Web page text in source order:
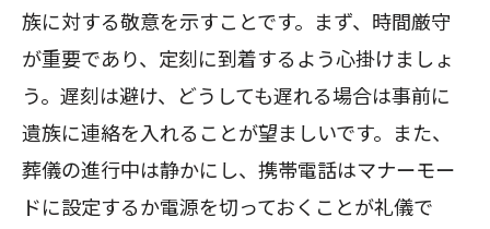
族に対する敬意を示すことです。まず、時間厳守
が重要であり、定刻に到着するよう心掛けましょ
う。遅刻は避け、どうしても遅れる場合は事前に
遺族に連絡を入れることが望ましいです。また、
葬儀の進行中は静かにし、携帯電話はマナーモー
ドに設定するか電源を切っておくことが礼儀で